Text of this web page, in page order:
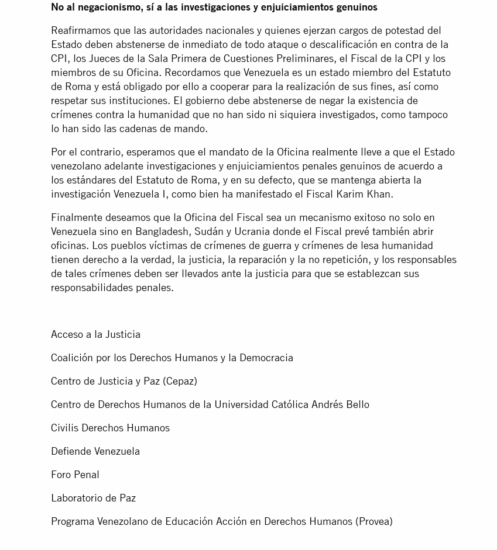
No al negacionismo, sí a las investigaciones y enjuiciamientos genuinos
Reafirmamos que las autoridades nacionales y quienes ejerzan cargos de potestad del
Estado deben abstenerse de inmediato de todo ataque o descalificación en contra de la
CPI, los Jueces de la Sala Primera de Cuestiones Preliminares, el Fiscal de la CPI y los
miembros de su Oficina. Recordamos que Venezuela es un estado miembro del Estatuto
de Roma y está obligado por ello a cooperar para la realización de sus fines, así como
respetar sus instituciones. El gobierno debe abstenerse de negar la existencia de
crímenes contra la humanidad que no han sido ni siquiera investigados, como tampoco
lo han sido las cadenas de mando.
Por el contrario, esperamos que el mandato de la Oficina realmente lleve a que el Estado
venezolano adelante investigaciones y enjuiciamientos penales genuinos de acuerdo a
los estándares del Estatuto de Roma, y en su defecto, que se mantenga abierta la
investigación Venezuela I, como bien ha manifestado el Fiscal Karim Khan.
Finalmente deseamos que la Oficina del Fiscal sea un mecanismo exitoso no solo en
Venezuela sino en Bangladesh, Sudán y Ucrania donde el Fiscal prevé también abrir
oficinas. Los pueblos víctimas de crímenes de guerra y crímenes de lesa humanidad
tienen derecho a la verdad, la justicia, la reparación y la no repetición, y los responsables
de tales crímenes deben ser llevados ante la justicia para que se establezcan sus
responsabilidades penales.
Acceso a la Justicia
Coalición por los Derechos Humanos y la Democracia
Centro de Justicia y Paz (Cepaz)
Centro de Derechos Humanos de la Universidad Católica Andrés Bello
Civilis Derechos Humanos
Defiende Venezuela
Foro Penal
Laboratorio de Paz
Programa Venezolano de Educación Acción en Derechos Humanos (Provea)